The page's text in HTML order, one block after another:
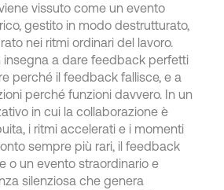
vissuto come un evento
gestito in modo destrutturato,
nei ritmi ordinari del lavoro.
insegna a dare feedback perfetti
perché il feedback fallisce, e a
perché funzioni davvero. In un
in cui la collaborazione è
i ritmi accelerati e i momenti
sempre più rari, il feedback
o un evento straordinario e
silenziosa che genera